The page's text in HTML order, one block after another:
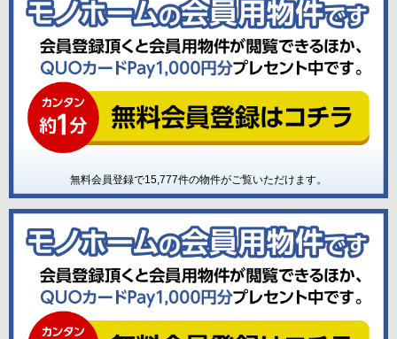
無料会員登録で15,777件の物件がご覧いただけます。